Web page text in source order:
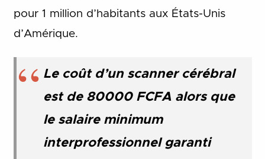
pour 1 million d’habitants aux États-Unis
d’Amérique.
Le coût d’un scanner cérébral
est de 80000 FCFA alors que
le salaire minimum
interprofessionnel garanti